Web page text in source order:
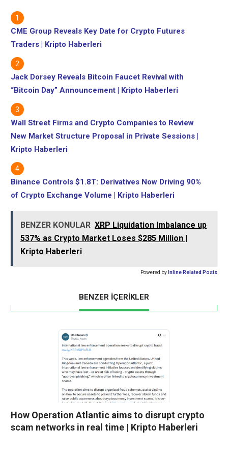
ABD'deki pilotun kaçırılması
üzerine piyasayı çökertti
Polymarket, piyasayı
kaldırmak için "dürüstlük
standartlarını" gösterdi
ancak hangi kuralın ihlal
edildiğini belirtmedi ve…
CME Group Reveals Key Date for Crypto Futures
Traders | Kripto Haberleri
Jack Dorsey Reveals Bitcoin Faucet Revival with
“Bitcoin Day” Announcement | Kripto Haberleri
Wall Street Firms and Crypto Companies to Review
New Market Structure Proposal in Private Sessions |
Kripto Haberleri
Binance Controls $1.8T: Derivatives Now Driving 90%
of Crypto Exchange Volume | Kripto Haberleri
BENZER KONULAR XRP Liquidation Imbalance up
537% as Crypto Market Loses $285 Million |
Kripto Haberleri
Powered by Inline Related Posts
BENZER İÇERİKLER
How Operation Atlantic aims to disrupt crypto
scam networks in real time | Kripto Haberleri